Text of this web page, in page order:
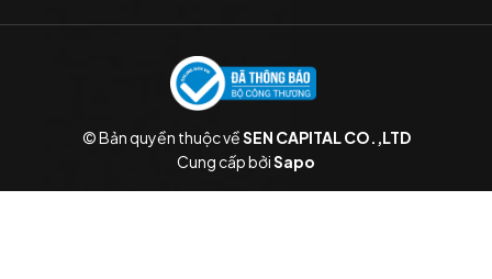
© Bản quyền thuộc vềSEN CAPITAL CO.,LTD
Cung cấp bởiSapo